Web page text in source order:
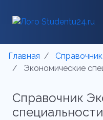
Главная
Справочник
Экономические
Справочник
специальности